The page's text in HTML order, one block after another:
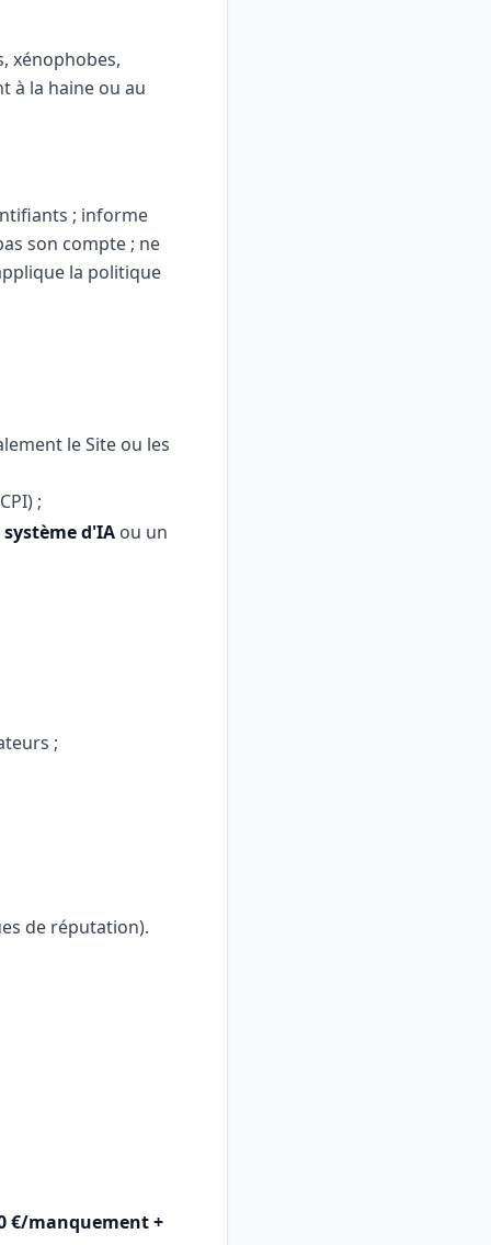
xénophobes,
à la haine ou au
; informe
son compte ; ne
la politique
le Site ou les
;
d'IA ou un
;
de réputation).
€/manquement +